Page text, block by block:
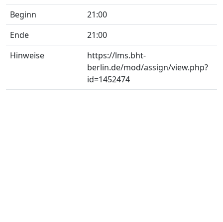
Beginn
21:00
Ende
21:00
Hinweise
https://lms.bht-
berlin.de/mod/assign/view.php?
id=1452474